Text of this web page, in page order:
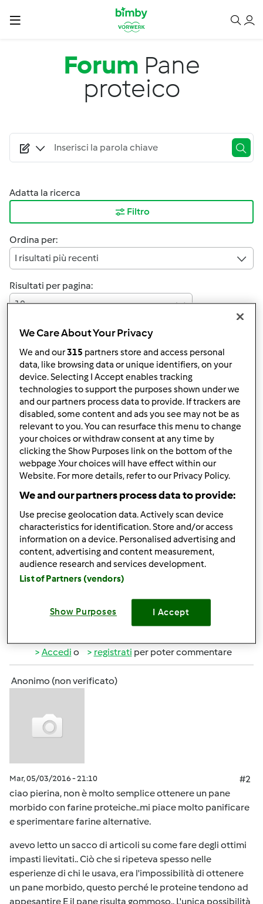
Salta al contenuto principale
Forum Pane
proteico
Adatta la ricerca
Filtro
Ordina per:
I risultati più recenti
Risultati per pagina:
10
3 | Ultimo messaggio
Risposta rapida
Anonimo (non verificato)
Mar, 05/03/2016 - 20:14
Buongiorno a tutti,
vorrei chiedervi se conoscete un modo per fare del pane
con la farina proteica. Ho provato a farlo come il pane
"normale" ma non risulta molto soffice. Il mio Bimby è un
modello TM 21.
Grazie mille a chi mi risponderà!
In cima
Accedi o registrati per poter commentare
Anonimo (non verificato)
Mar, 05/03/2016 - 21:10
#2
ciao pierina, non è molto semplice ottenere un pane
morbido con farine proteiche..mi piace molto panificare
e sperimentare farine alternative.
avevo letto un sacco di articoli su come fare degli ottimi
impasti lievitati.. Ciò che si ripeteva spesso nelle
esperienze di chi le usava, era l'impossibilità di ottenere
un pane morbido, questo perché le proteine tendono ad
appesantire E il pane risulta gommoso.. L'unica possibilità
We Care About Your Privacy
We and our315 partners store and access personal
data, like browsing data or unique identifiers, on your
device. Selecting I Accept enables tracking
technologies to support the purposes shown under we
and our partners process data to provide. If trackers are
disabled, some content and ads you see may not be as
relevant to you. You can resurface this menu to change
your choices or withdraw consent at any time by
clicking the Show Purposes link on the bottom of the
webpage .Your choices will have effect within our
Website. For more details, refer to our Privacy Policy.
We and our partners process data to provide:
Use precise geolocation data. Actively scan device
characteristics for identification. Store and/or access
information on a device. Personalised advertising and
content, advertising and content measurement,
audience research and services development.
List of Partners (vendors)
Show Purposes I Accept